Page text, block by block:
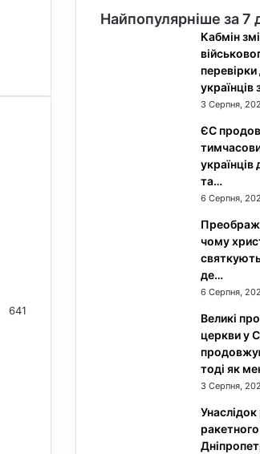
641
Найпопулярніше за 7
Кабмін
українців
3 Серпня,
ЄС
та…
6 Серпня,
чому
де…
6 Серпня,
Великі
церкви у
тоді як
3 Серпня,
Унаслідок